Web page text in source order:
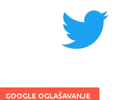
GOOGLE OGLAŠAVANJE